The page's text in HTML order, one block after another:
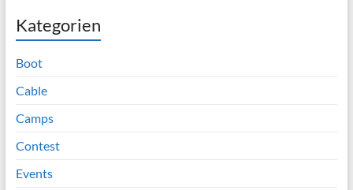
Kategorien
Boot
Cable
Camps
Contest
Events